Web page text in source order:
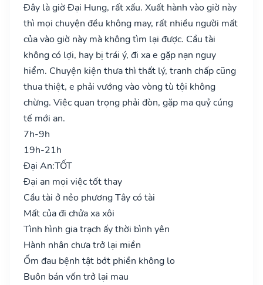
Đây là giờ Đại Hung, rất xấu. Xuất hành vào giờ này
thì mọi chuyện đều không may, rất nhiều người mất
của vào giờ này mà không tìm lại được. Cầu tài
không có lợi, hay bị trái ý, đi xa e gặp nạn nguy
hiểm. Chuyện kiện thưa thì thất lý, tranh chấp cũng
thua thiệt, e phải vướng vào vòng tù tội không
chừng. Việc quan trọng phải đòn, gặp ma quỷ cúng
tế mới an.
7h-9h
19h-21h
Đại An:TỐT
Đại an mọi việc tốt thay
Cầu tài ở nẻo phương Tây có tài
Mất của đi chửa xa xôi
Tình hình gia trạch ấy thời bình yên
Hành nhân chưa trở lại miền
Ốm đau bệnh tật bớt phiền không lo
Buôn bán vốn trở lại mau